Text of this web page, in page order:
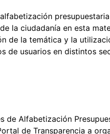
la ciudadanía en esta
de la temática y la
de usuarios en distintos
de Alfabetización
de Transparencia a